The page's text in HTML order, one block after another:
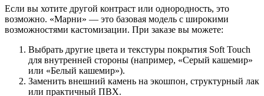
Если вы хотите другой контраст или однородность, это
возможно. «Марни» — это базовая модель с широкими
возможностями кастомизации. При заказе вы можете:
Выбрать другие цвета и текстуры покрытия Soft Touch
для внутренней стороны (например, «Серый кашемир»
или «Белый кашемир»).
Заменить внешний камень на экошпон, структурный лак
или практичный ПВХ.